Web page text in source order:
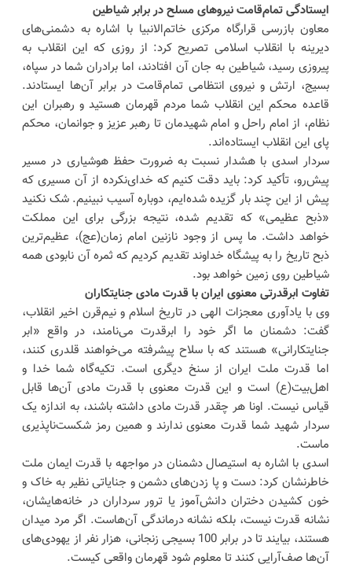
ایستادگی تمام‌قامت نیروهای مسلح در برابر شیاطین
معاون بازرسی قرارگاه مرکزی خاتم‌الانبیا با اشاره به دشمنی‌های
دیرینه با انقلاب اسلامی تصریح کرد: از روزی که این انقلاب به
پیروزی رسید، شیاطین به جان آن افتادند، اما برادران شما در سپاه،
بسیج، ارتش و نیروی انتظامی تمام‌قامت در برابر آن‌ها ایستادند.
قاعده محکم این انقلاب شما مردم قهرمان هستید و رهبران این
نظام، از امام راحل و امام شهیدمان تا رهبر عزیز و جوانمان، محکم
پای این انقلاب ایستاده‌اند.
سردار اسدی با هشدار نسبت به ضرورت حفظ هوشیاری در مسیر
پیش‌رو، تأکید کرد: باید دقت کنیم که خدای‌نکرده از آن مسیری که
پیش از این چند بار گزیده شده‌ایم، دوباره آسیب نبینیم. شک نکنید
«ذبح عظیمی» که تقدیم شده، نتیجه بزرگی برای این مملکت
خواهد داشت. ما پس از وجود نازنین امام زمان(عج)، عظیم‌ترین
ذبح تاریخ را به پیشگاه خداوند تقدیم کردیم که ثمره آن نابودی همه
شیاطین روی زمین خواهد بود.
تفاوت ابرقدرتی معنوی ایران با قدرت مادی جنایتکاران
وی با یادآوری معجزات الهی در تاریخ اسلام و نیم‌قرن اخیر انقلاب،
گفت: دشمنان ما اگر خود را ابرقدرت می‌نامند، در واقع «ابر
جنایتکارانی» هستند که با سلاح پیشرفته می‌خواهند قلدری کنند،
اما قدرت ملت ایران از سنخ دیگری است. تکیه‌گاه شما خدا و
اهل‌بیت(ع) است و این قدرت معنوی با قدرت مادی آن‌ها قابل
قیاس نیست. اونا هر چقدر قدرت مادی داشته باشند، به اندازه یک
سردار شهید شما قدرت معنوی ندارند و همین رمز شکست‌ناپذیری
ماست.
اسدی با اشاره به استیصال دشمنان در مواجهه با قدرت ایمان ملت
خاطرنشان کرد: دست‌ و پا زدن‌های دشمن و جنایاتی نظیر به خاک و
خون کشیدن دختران دانش‌آموز یا ترور سرداران در خانه‌هایشان،
نشانه قدرت نیست، بلکه نشانه درماندگی آن‌هاست. اگر مرد میدان
هستند، بیایند تا در برابر 100 بسیجی زنجانی، هزار نفر از یهودی‌های
آن‌ها صف‌آرایی کنند تا معلوم شود قهرمان واقعی کیست.